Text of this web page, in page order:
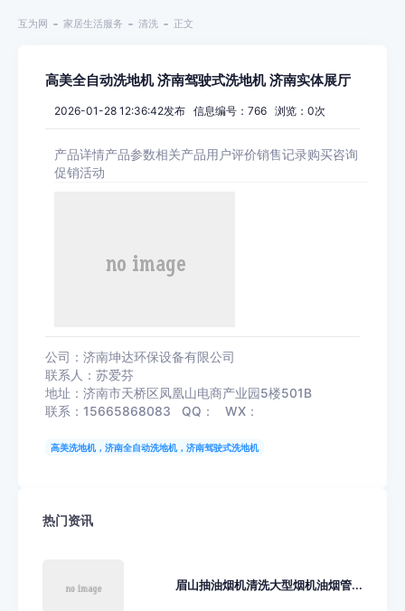
互为网 家居生活服务 清洗 正文
高美全自动洗地机 济南驾驶式洗地机 济南实体展厅
2026-01-28 12:36:42发布 信息编号：766 浏览： 0次
产品详情产品参数相关产品用户评价销售记录购买咨询
促销活动
公司：济南坤达环保设备有限公司
联系人：苏爱芬
地址：济南市天桥区凤凰山电商产业园5楼501B
联系：15665868083 QQ： WX：
高美洗地机，济南全自动洗地机，济南驾驶式洗地机
热门资讯
眉山抽油烟机清洗大型烟机油烟管...